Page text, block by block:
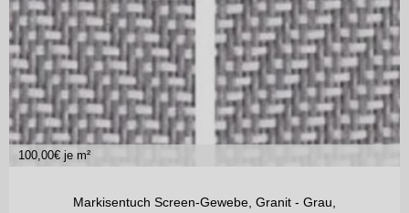
100,00€ je m²
Markisentuch Screen-Gewebe, Granit - Grau,